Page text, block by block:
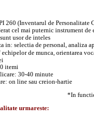
260 (Inventarul de
cel mai puternic instrument
usor de inteles
in: selectia de personal, analiza
de munca, orientarea
itemi
30-40 minute
on line sau creion-hartie
*In
urmareste: